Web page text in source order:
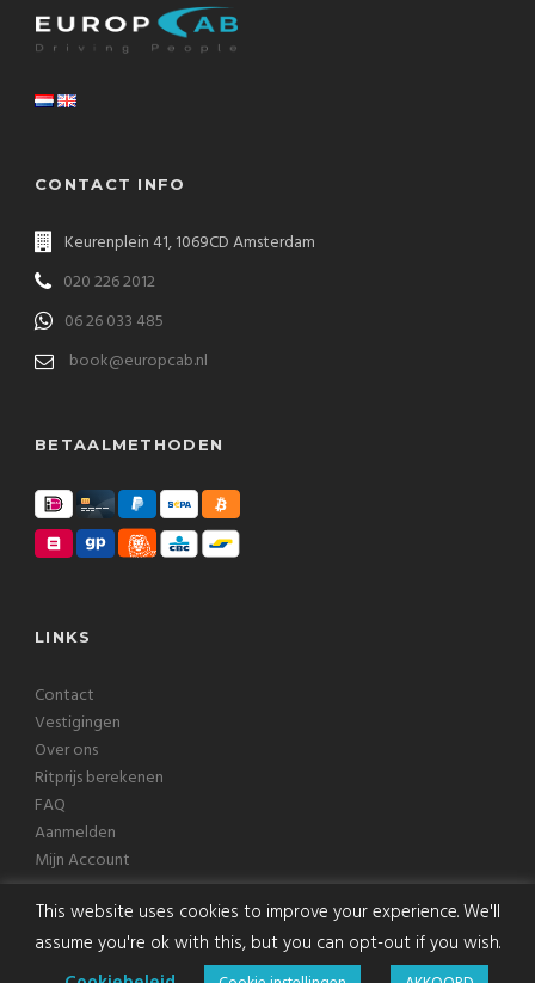
CONTACT INFO
Keurenplein 41, 1069CD Amsterdam
020 226 2012
06 26 033 485
book@europcab.nl
BETAALMETHODEN
LINKS
Contact
Vestigingen
Over ons
Ritprijs berekenen
FAQ
Aanmelden
Mijn Account
Copyright © 2026 Europcab B.V. Alle rechten voorbehouden
This website uses cookies to improve your experience. We'll
assume you're ok with this, but you can opt-out if you wish.